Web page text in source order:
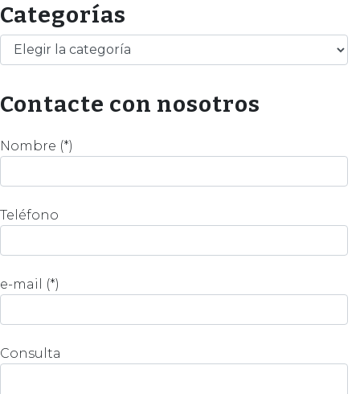
Categorías
Categorías
Contacte con nosotros
Nombre (*)
Teléfono
e-mail (*)
Consulta